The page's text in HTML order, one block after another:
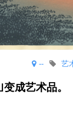
-- 艺
成艺术品。